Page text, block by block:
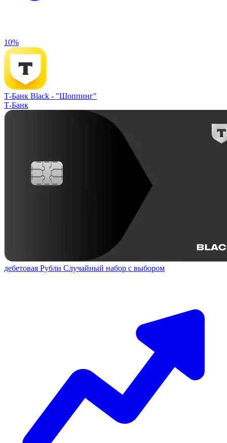
10%
Т-Банк Black - "Шоппинг"
Т-Банк
дебетовая Рубли Случайный набор с выбором